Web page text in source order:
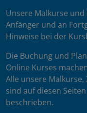
Unsere Malkurse
Anfänger und an
Hinweise bei der
Die Buchung und
Online Kurses
Alle unsere
sind auf diesen
beschrieben.